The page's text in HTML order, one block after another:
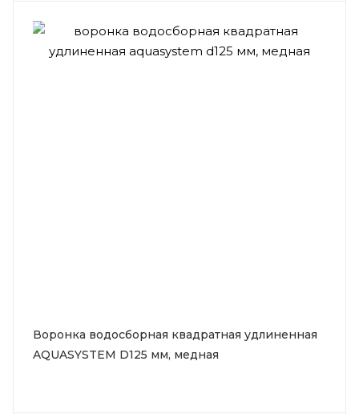
Воронка водосборная квадратная удлиненная
AQUASYSTEM D125 мм, медная